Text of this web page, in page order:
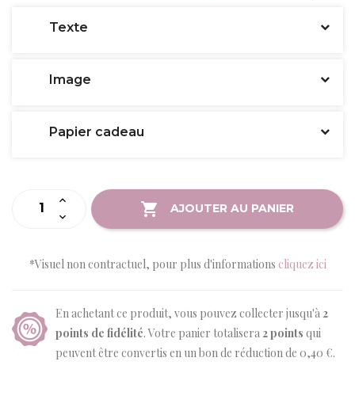
Texte
Image
Papier cadeau
AJOUTER AU PANIER
*Visuel non contractuel, pour plus d'informations cliquez ici
En achetant ce produit, vous pouvez collecter jusqu'à2
points de fidélité. Votre panier totalisera2points qui
peuvent être convertis en un bon de réduction de 0,40 €.